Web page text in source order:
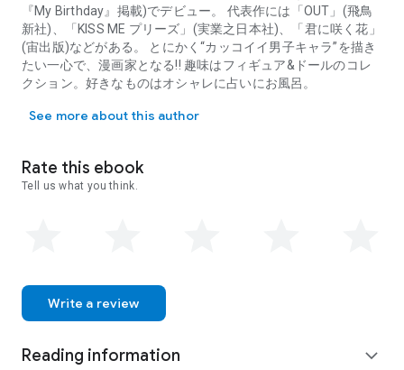
『My Birthday』掲載)でデビュー。 代表作には「OUT」(飛鳥
新社)、「KISS ME プリーズ」(実業之日本社)、「君に咲く花」
(宙出版)などがある。 とにかく“カッコイイ男子キャラ”を描き
たい一心で、漫画家となる!! 趣味はフィギュア&ドールのコレ
クション。 好きなものはオシャレに占いにお風呂。
See more about this author
Rate this ebook
Tell us what you think.
Write a review
Reading information expand_more